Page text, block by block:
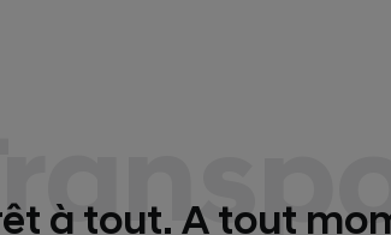
à tout. A tout